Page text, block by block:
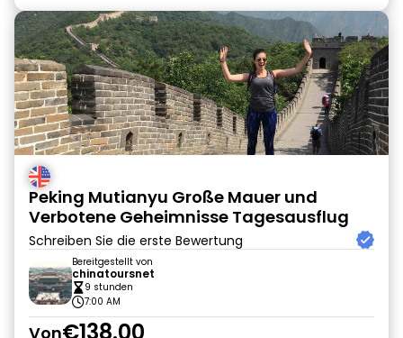
Peking Mutianyu Große Mauer und
Verbotene Geheimnisse Tagesausflug
Schreiben Sie die erste Bewertung
Bereitgestellt von
chinatoursnet
9 stunden
7:00 AM
Von